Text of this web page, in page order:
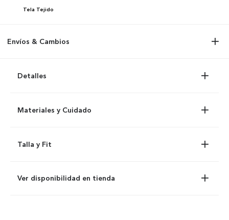
Tela Tejido
Envíos & Cambios
Detalles
Materiales y Cuidado
Talla y Fit
Ver disponibilidad en tienda